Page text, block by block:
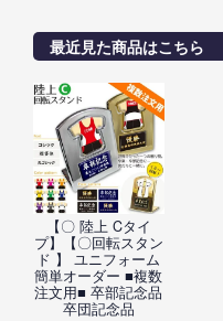
最近見た商品はこちら
【〇 陸上 Cタイ
プ】【〇回転スタン
ド 】 ユニフォーム
簡単オーダー ■複数
注文用■ 卒部記念品
卒団記念品